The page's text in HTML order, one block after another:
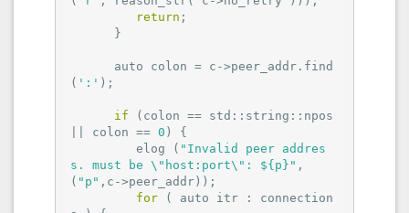
return ;
( ':' );
if (colon == std::string::npos
|| colon == 0 ) {
         elog (
"Invalid peer addres
s. must be \"host:port\": ${p}" ,
( "p" ,c->peer_addr));
for ( auto itr : connection